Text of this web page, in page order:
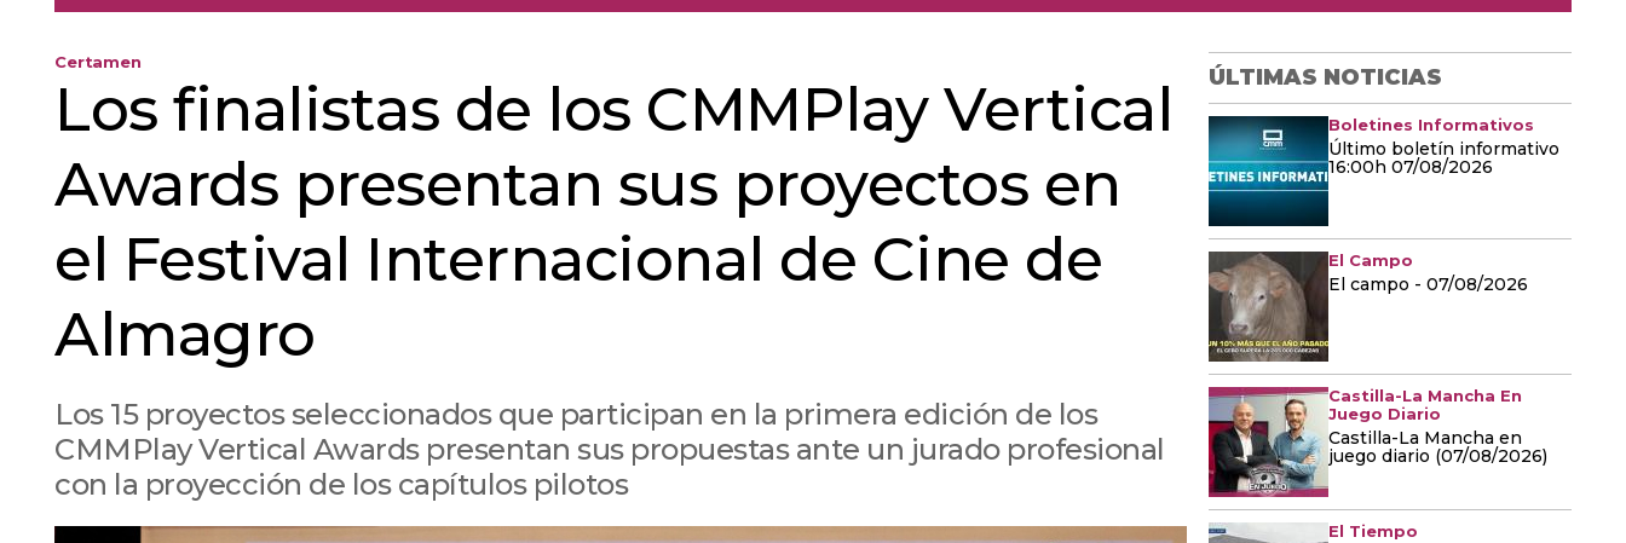
Certamen
Los finalistas de los CMMPlay Vertical
Awards presentan sus proyectos en
el Festival Internacional de Cine de
Almagro
Los 15 proyectos seleccionados que participan en la primera edición de los
CMMPlay Vertical Awards presentan sus propuestas ante un jurado profesional
con la proyección de los capítulos pilotos
ÚLTIMAS NOTICIAS
Boletines Informativos
Último boletín informativo
16:00h 07/08/2026
El Campo
El campo - 07/08/2026
Castilla-La Mancha En
Juego Diario
Castilla-La Mancha en
juego diario (07/08/2026)
El Tiempo